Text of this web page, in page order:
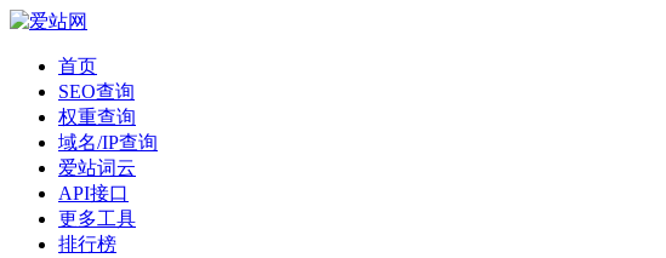
首页
SEO查询
权重查询
域名/IP查询
爱站词云
API接口
更多工具
排行榜